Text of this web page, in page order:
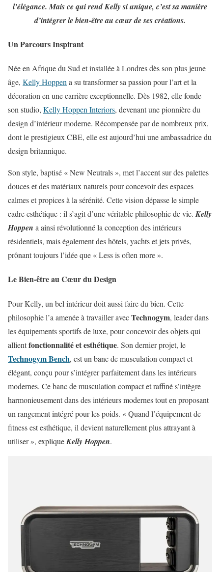
l’élégance. Mais ce qui rend Kelly si unique, c’est sa manière
d’intégrer le bien-être au cœur de ses créations.
Un Parcours Inspirant
Née en Afrique du Sud et installée à Londres dès son plus jeune
âge, Kelly Hoppen a su transformer sa passion pour l’art et la
décoration en une carrière exceptionnelle. Dès 1982, elle fonde
son studio, Kelly Hoppen Interiors, devenant une pionnière du
design d’intérieur moderne. Récompensée par de nombreux prix,
dont le prestigieux CBE, elle est aujourd’hui une ambassadrice du
design britannique.
Son style, baptisé « New Neutrals », met l’accent sur des palettes
douces et des matériaux naturels pour concevoir des espaces
calmes et propices à la sérénité. Cette vision dépasse le simple
cadre esthétique : il s’agit d’une véritable philosophie de vie. Kelly
Hoppen a ainsi révolutionné la conception des intérieurs
résidentiels, mais également des hôtels, yachts et jets privés,
prônant toujours l’idée que « Less is often more ».
Le Bien-être au Cœur du Design
Pour Kelly, un bel intérieur doit aussi faire du bien. Cette
philosophie l’a amenée à travailler avecTechnogym, leader dans
les équipements sportifs de luxe, pour concevoir des objets qui
allientfonctionnalité et esthétique. Son dernier projet, le
Technogym Bench, est un banc de musculation compact et
élégant, conçu pour s’intégrer parfaitement dans les intérieurs
modernes. Ce banc de musculation compact et raffiné s’intègre
harmonieusement dans des intérieurs modernes tout en proposant
un rangement intégré pour les poids. « Quand l’équipement de
fitness est esthétique, il devient naturellement plus attrayant à
utiliser », expliqueKelly Hoppen.